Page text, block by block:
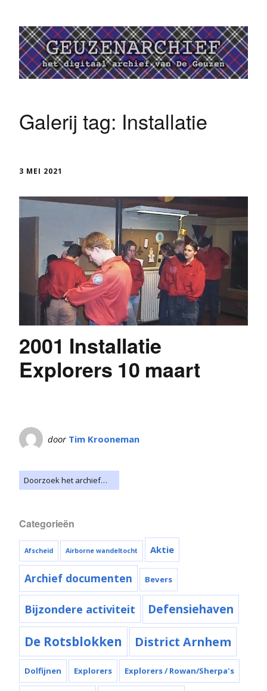
Galerij tag: Installatie
3 MEI 2021
2001 Installatie
Explorers 10 maart
door Tim Krooneman
Categorieën
Afscheid Airborne wandeltocht Aktie
Archief documenten Bevers
Bijzondere activiteit Defensiehaven
De Rotsblokken District Arnhem
Dolfijnen Explorers Explorers / Rowan/Sherpa's